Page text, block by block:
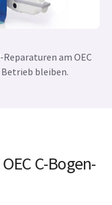
am OEC
bleiben.
C-Bogen-